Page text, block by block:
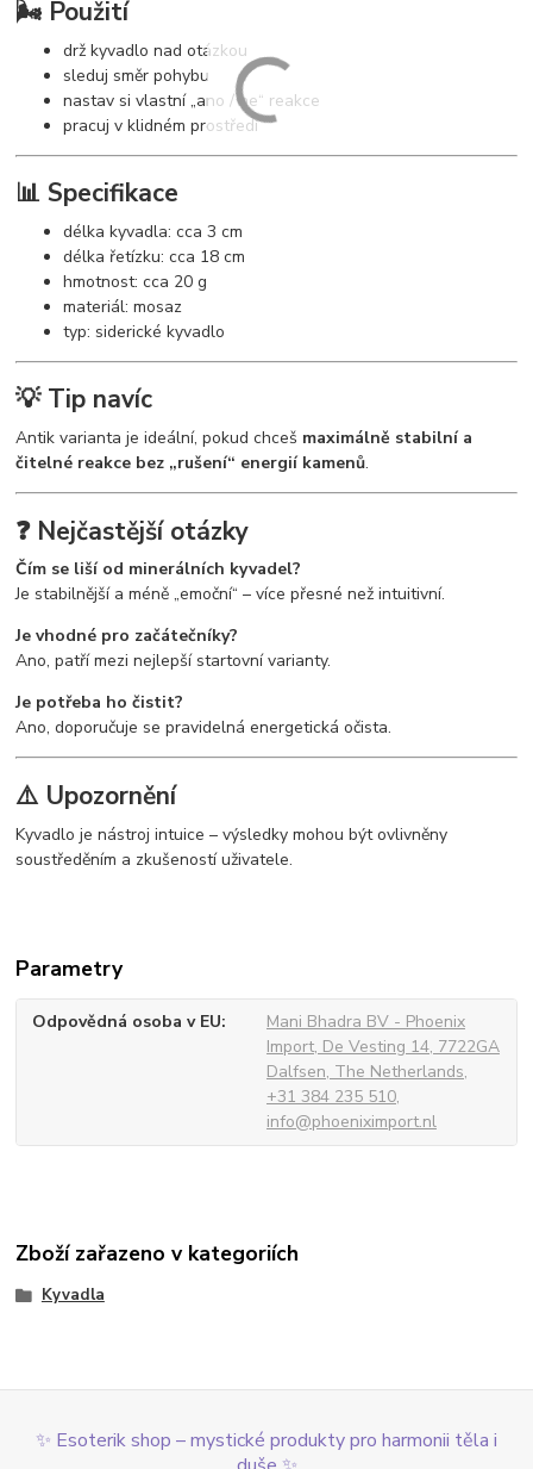
🌬️ Použití
drž kyvadlo nad otázkou
sleduj směr pohybu
nastav si vlastní „ano / ne“ reakce
pracuj v klidném prostředí
📊 Specifikace
délka kyvadla: cca 3 cm
délka řetízku: cca 18 cm
hmotnost: cca 20 g
materiál: mosaz
typ: siderické kyvadlo
💡 Tip navíc
Antik varianta je ideální, pokud chceš maximálně stabilní a
čitelné reakce bez „rušení“ energií kamenů.
❓ Nejčastější otázky
Čím se liší od minerálních kyvadel?
Je stabilnější a méně „emoční“ – více přesné než intuitivní.
Je vhodné pro začátečníky?
Ano, patří mezi nejlepší startovní varianty.
Je potřeba ho čistit?
Ano, doporučuje se pravidelná energetická očista.
⚠️ Upozornění
Kyvadlo je nástroj intuice – výsledky mohou být ovlivněny
soustředěním a zkušeností uživatele.
Parametry
Odpovědná osoba v EU
Mani Bhadra BV - Phoenix
Import, De Vesting 14, 7722GA
Dalfsen, The Netherlands,
+31 384 235 510,
info@phoeniximport.nl
Zboží zařazeno v kategoriích
Kyvadla
✨ Esoterik shop – mystické produkty pro harmonii těla i